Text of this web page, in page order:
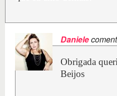
Daniele
Obrigada
Beijos